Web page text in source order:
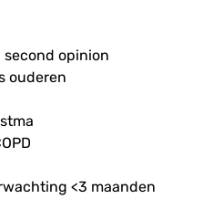
opinion
ouderen
<3 maanden